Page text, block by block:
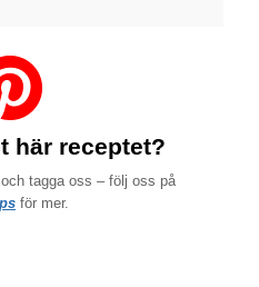
här receptet?
tagga oss – följ oss på
för mer.